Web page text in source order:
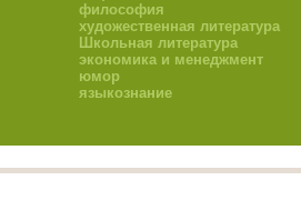
философия
художественная литература
Школьная литература
экономика и менеджмент
юмор
языкознание